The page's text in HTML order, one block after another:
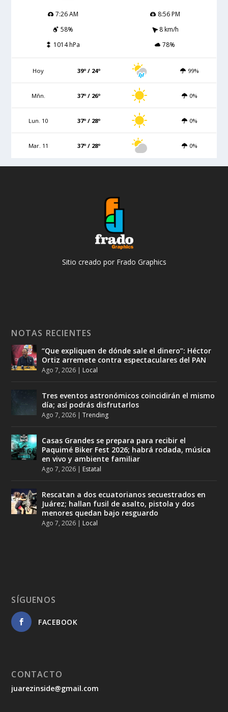
7:26 AM
8:56 PM
58%
8 km/h
1014 hPa
78%
Hoy 39º / 24º 99%
Mñn. 37º / 26º 0%
Lun. 10 37º / 28º 0%
Mar. 11 37º / 28º 0%
Sitio creado por Frado Graphics
NOTAS RECIENTES
“Que expliquen de dónde sale el dinero”: Héctor
Ortiz arremete contra espectaculares del PAN
Ago 7, 2026 | Local
Tres eventos astronómicos coincidirán el mismo
día; así podrás disfrutarlos
Ago 7, 2026 |Trending
Casas Grandes se prepara para recibir el
Paquimé Biker Fest 2026; habrá rodada, música
en vivo y ambiente familiar
Ago 7, 2026 | Estatal
Rescatan a dos ecuatorianos secuestrados en
Juárez; hallan fusil de asalto, pistola y dos
menores quedan bajo resguardo
Ago 7, 2026 | Local
SÍGUENOS
FACEBOOK
CONTACTO
juarezinside@gmail.com